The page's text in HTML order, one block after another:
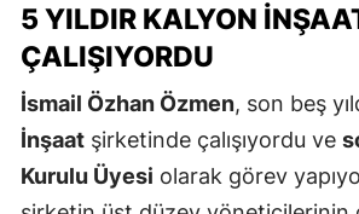
5 YILDIR KALYON
ÇALIŞIYORDU
İsmail Özhan Özmen, son beş
İnşaat şirketinde çalışıyordu ve
Kurulu Üyesi olarak görev